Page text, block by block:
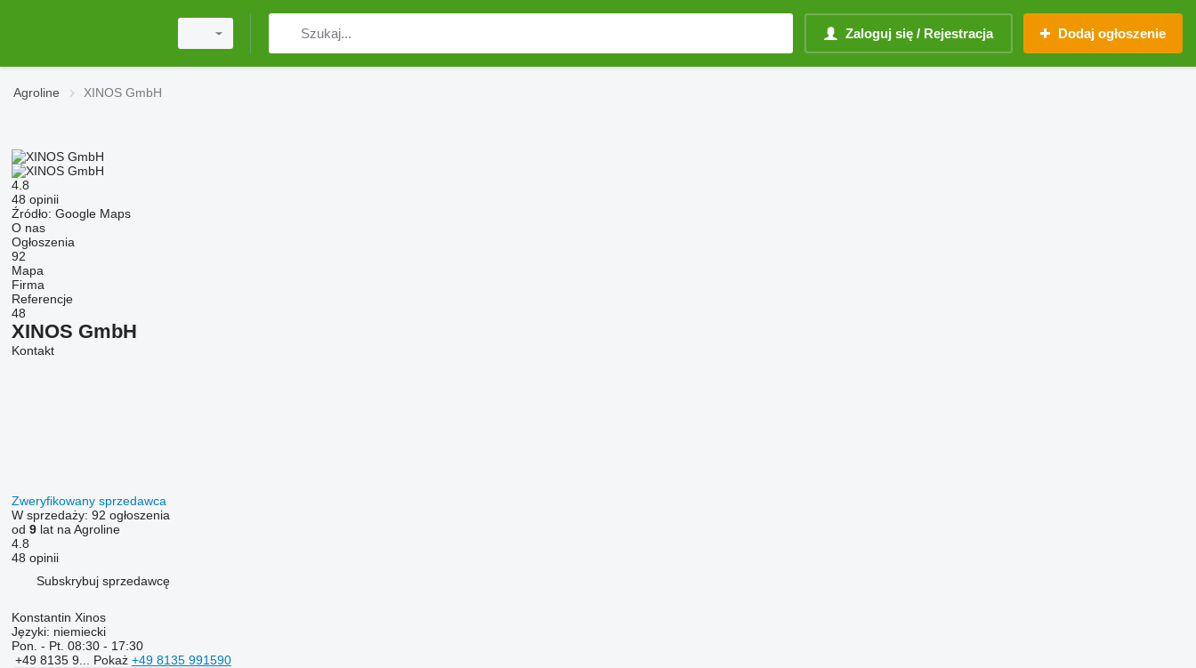
Zaloguj się / Rejestracja Dodaj ogłoszenie
Agroline XINOS GmbH
4.8
48 opinii
Źródło: Google Maps
O nas
Ogłoszenia
92
Mapa
Firma
Referencje
48
XINOS GmbH
Kontakt
Zweryfikowany sprzedawca
W sprzedaży: 92 ogłoszenia
od 9lat na Agroline
4.8
48 opinii
Subskrybuj sprzedawcę
Konstantin Xinos
Języki: niemiecki
Pon. - Pt. 08:30 - 17:30
+49 8135 9... Pokaż +49 8135 991590